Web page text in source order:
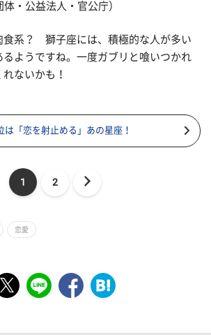
・公益法人・官公庁）
食系？ 獅子座には、積極的な人が多い
るようですね。一度ガブリと喰いつかれ
ないかも！
は「恋を射止める」あの星座！
1 2
恋愛